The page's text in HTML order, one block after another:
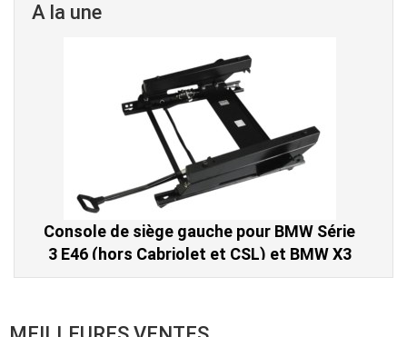
A la une
Console de siège gauche pour BMW Série
3 E46 (hors Cabriolet et CSL) et BMW X3
E83 (2004-2010)